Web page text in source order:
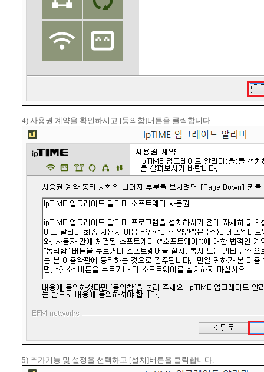
4) 사용권 계약을 확인하시고 [동의함]버튼을 클릭합니다.
5) 추가기능 및 설정을 선택하고 [설치]버튼을 클릭합니다.